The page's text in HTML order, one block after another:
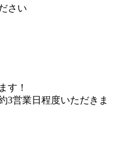
さい
す！
3営業日程度いただきま